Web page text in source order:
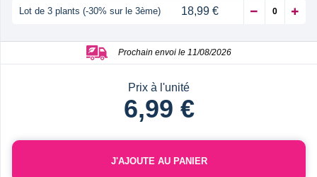
Lot de 3 plants (-30% sur le 3ème) 18,99 €
Prochain envoi le 11/08/2026
Prix à l'unité
6,99 €
J'AJOUTE AU PANIER